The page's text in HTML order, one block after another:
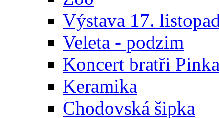
Výstava 17.
Veleta - podzim
Koncert bratři
Keramika
Chodovská šipka